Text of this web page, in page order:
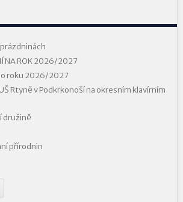
NA ROK 2026/2027
roku 2026/2027
Rtyně v Podkrkonoší na okresním klavírním
družině
přírodnin